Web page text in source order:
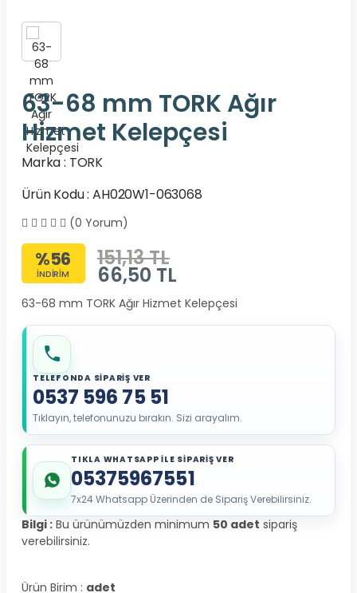
63-68 mm TORK Ağır
Hizmet Kelepçesi
Marka : TORK
Ürün Kodu : AH020W1-063068
(0 Yorum)
%56
İNDİRİM
151,13 TL
66,50 TL
63-68 mm TORK Ağır Hizmet Kelepçesi
TELEFONDA SİPARİŞ VER
0537 596 75 51
Tıklayın, telefonunuzu bırakın. Sizi arayalım.
TIKLA WHATSAPP İLE SİPARİŞ VER
05375967551
7x24 Whatsapp Üzerinden de Sipariş Verebilirsiniz.
Bilgi : Bu ürünümüzden minimum 50 adet sipariş
verebilirsiniz.
Ürün Birim : adet